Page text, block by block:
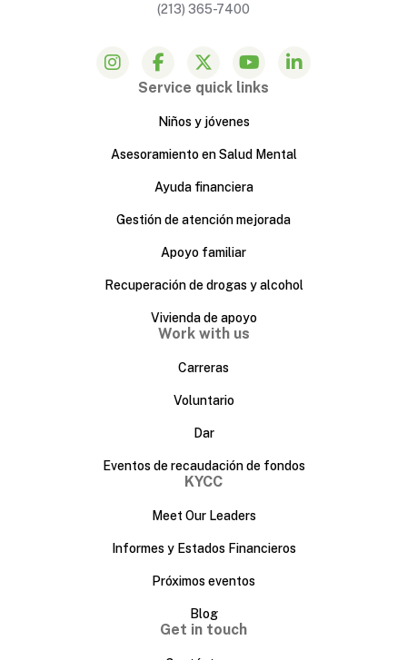
(213) 365-7400
Service quick links
Niños y jóvenes
Asesoramiento en Salud Mental
Ayuda financiera
Gestión de atención mejorada
Apoyo familiar
Recuperación de drogas y alcohol
Vivienda de apoyo
Work with us
Carreras
Voluntario
Dar
Eventos de recaudación de fondos
KYCC
Meet Our Leaders
Informes y Estados Financieros
Próximos eventos
Blog
Get in touch